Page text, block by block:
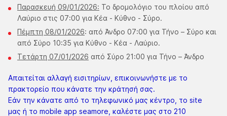
Παρασκευή 09/01/2026: Το δρομολόγιο του πλοίου από
Λαύριο στις 07:00 για Κέα - Κύθνο - Σύρο.
Πέμπτη 08/01/2026: από Άνδρο 07:00 για Τήνο – Σύρο και
από Σύρο 10:35 για Κύθνο - Κέα - Λαύριο.
Τετάρτη 07/01/2026 από Σύρο 21:00 για Τήνο – Άνδρο
Απαιτείται αλλαγή εισιτηρίων, επικοινωνήστε με το
πρακτορείο που κάνατε την κράτησή σας.
Εάν την κάνατε από το τηλεφωνικό μας κέντρο, το site
μας ή το mobile app seamore, καλέστε μας στο 210